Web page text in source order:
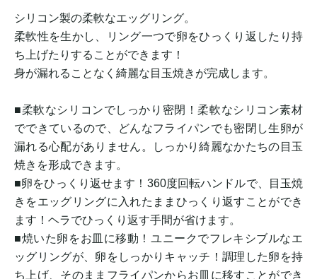
シリコン製の柔軟なエッグリング。
柔軟性を生かし、リング一つで卵をひっくり返したり持
ち上げたりすることができます！
身が漏れることなく綺麗な目玉焼きが完成します。
■柔軟なシリコンでしっかり密閉！柔軟なシリコン素材
でできているので、どんなフライパンでも密閉し生卵が
漏れる心配がありません。しっかり綺麗なかたちの目玉
焼きを形成できます。
■卵をひっくり返せます！360度回転ハンドルで、目玉焼
きをエッグリングに入れたままひっくり返すことができ
ます！ヘラでひっくり返す手間が省けます。
■焼いた卵をお皿に移動！ユニークでフレキシブルなエ
ッグリングが、卵をしっかりキャッチ！調理した卵を持
ち上げ、そのままフライパンからお皿に移すことができ